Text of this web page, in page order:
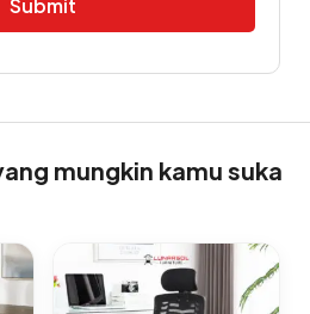
mungkin kamu suka